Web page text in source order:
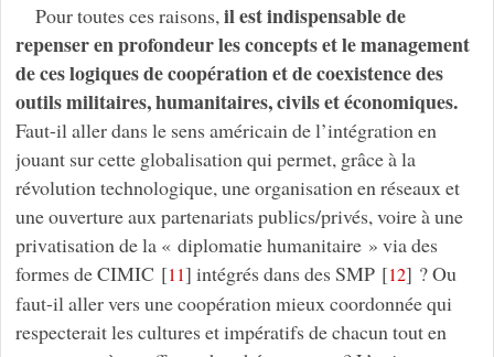
Pour toutes ces raisons,il est indispensable de
repenser en profondeur les concepts et le management
de ces logiques de coopération et de coexistence des
outils militaires, humanitaires, civils et économiques.
Faut-il aller dans le sens américain de l’intégration en
jouant sur cette globalisation qui permet, grâce à la
révolution technologique, une organisation en réseaux et
une ouverture aux partenariats publics/privés, voire à une
privatisation de la « diplomatie humanitaire » via des
formes de CIMIC [11] intégrés dans des SMP[12] ? Ou
faut-il aller vers une coopération mieux coordonnée qui
respecterait les cultures et impératifs de chacun tout en